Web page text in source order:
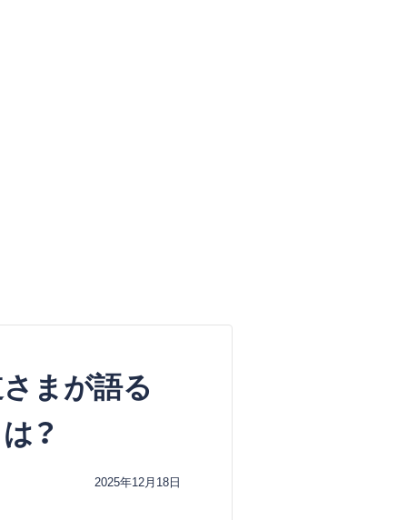
まが語る
？
2025年12月18日